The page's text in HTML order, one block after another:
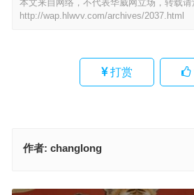
本文来自网络，不代表华威网立场，转载请
http://wap.hlwvv.com/archives/2037.html
打赏
作者: changlong